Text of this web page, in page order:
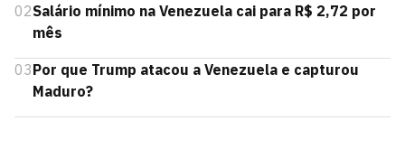
02Salário mínimo na Venezuela cai para R$ 2,72 por
mês
03Por que Trump atacou a Venezuela e capturou
Maduro?